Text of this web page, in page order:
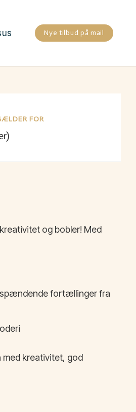
Nye tilbud på mail
FOR
og bobler! Med
spændende fortællinger fra
med kreativitet, god